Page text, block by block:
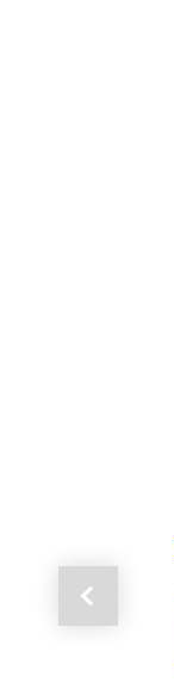
Anterior